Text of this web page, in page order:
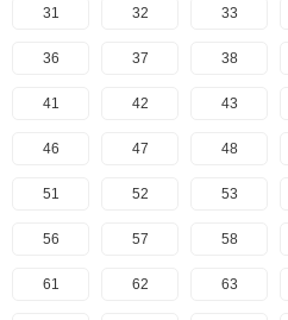
31 32 33
36 37 38
41 42 43
46 47 48
51 52 53
56 57 58
61 62 63